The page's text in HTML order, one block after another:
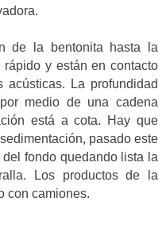
de la bentonita hasta la
y están en contacto
acústicas. La profundidad
medio de una cadena
está a cota. Hay que
pasado este
fondo quedando lista la
Los productos de la
con camiones.